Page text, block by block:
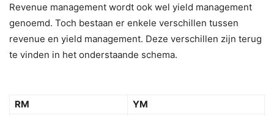
Revenue management wordt ook wel yield management
genoemd. Toch bestaan er enkele verschillen tussen
revenue en yield management. Deze verschillen zijn terug
te vinden in het onderstaande schema.
RM
YM